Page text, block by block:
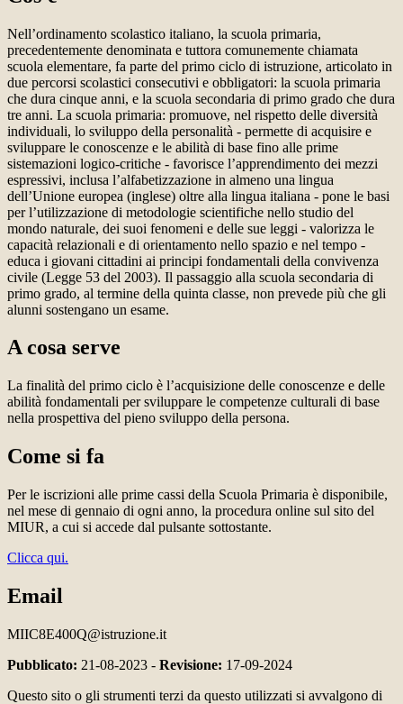
Nell’ordinamento scolastico italiano, la scuola primaria,
precedentemente denominata e tuttora comunemente chiamata
scuola elementare, fa parte del primo ciclo di istruzione, articolato in
due percorsi scolastici consecutivi e obbligatori: la scuola primaria
che dura cinque anni, e la scuola secondaria di primo grado che dura
tre anni. La scuola primaria: promuove, nel rispetto delle diversità
individuali, lo sviluppo della personalità - permette di acquisire e
sviluppare le conoscenze e le abilità di base fino alle prime
sistemazioni logico-critiche - favorisce l’apprendimento dei mezzi
espressivi, inclusa l’alfabetizzazione in almeno una lingua
dell’Unione europea (inglese) oltre alla lingua italiana - pone le basi
per l’utilizzazione di metodologie scientifiche nello studio del
mondo naturale, dei suoi fenomeni e delle sue leggi - valorizza le
capacità relazionali e di orientamento nello spazio e nel tempo -
educa i giovani cittadini ai principi fondamentali della convivenza
civile (Legge 53 del 2003). Il passaggio alla scuola secondaria di
primo grado, al termine della quinta classe, non prevede più che gli
alunni sostengano un esame.
A cosa serve
La finalità del primo ciclo è l’acquisizione delle conoscenze e delle
abilità fondamentali per sviluppare le competenze culturali di base
nella prospettiva del pieno sviluppo della persona.
Come si fa
Per le iscrizioni alle prime cassi della Scuola Primaria è disponibile,
nel mese di gennaio di ogni anno, la procedura online sul sito del
MIUR, a cui si accede dal pulsante sottostante.
Clicca qui.
Email
MIIC8E400Q@istruzione.it
Pubblicato: 21-08-2023 - Revisione: 17-09-2024
Questo sito o gli strumenti terzi da questo utilizzati si avvalgono di